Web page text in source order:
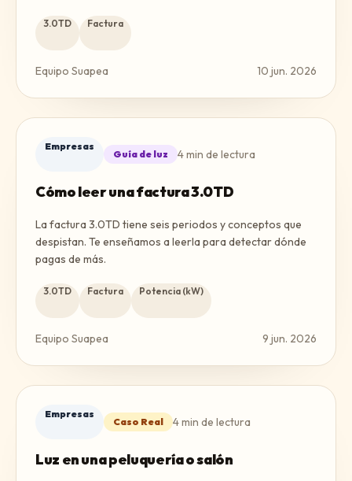
3.0TD Factura
Equipo Suapea 10 jun. 2026
Empresas
Guía de luz 4min de lectura
Cómo leer una factura 3.0TD
La factura 3.0TD tiene seis periodos y conceptos que
despistan. Te enseñamos a leerla para detectar dónde
pagas de más.
3.0TD Factura Potencia (kW)
Equipo Suapea 9 jun. 2026
Empresas
Caso Real 4min de lectura
Luz en una peluquería o salón